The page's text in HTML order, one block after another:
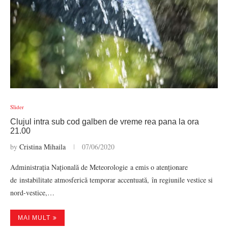
Slider
Clujul intra sub cod galben de vreme rea pana la ora
21.00
by Cristina Mihaila 07/06/2020
Administrația Națională de Meteorologie a emis o atenționare
de instabilitate atmosferică temporar accentuată, în regiunile vestice si
nord-vestice,…
MAI MULT